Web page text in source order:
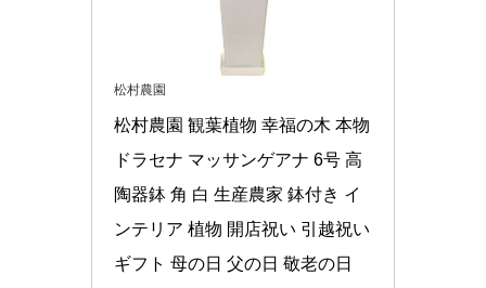
松村農園
松村農園 観葉植物 幸福の木 本物
ドラセナ マッサンゲアナ 6号 高
陶器鉢 角 白 生産農家 鉢付き イ
ンテリア 植物 開店祝い 引越祝い
ギフト 母の日 父の日 敬老の日